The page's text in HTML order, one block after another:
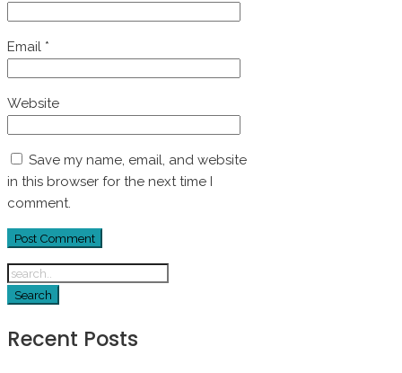
Email *
Website
Save my name, email, and website
in this browser for the next time I
comment.
Recent Posts